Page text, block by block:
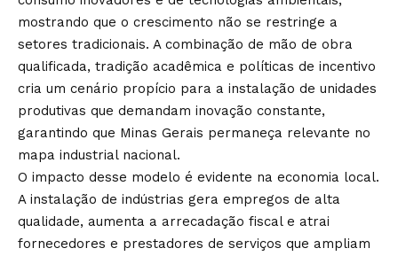
mostrando que o crescimento não se restringe a
setores tradicionais. A combinação de mão de obra
qualificada, tradição acadêmica e políticas de incentivo
cria um cenário propício para a instalação de unidades
produtivas que demandam inovação constante,
garantindo que Minas Gerais permaneça relevante no
mapa industrial nacional.
O impacto desse modelo é evidente na economia local.
A instalação de indústrias gera empregos de alta
qualidade, aumenta a arrecadação fiscal e atrai
fornecedores e prestadores de serviços que ampliam